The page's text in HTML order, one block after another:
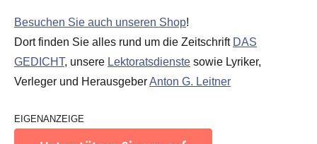
Besuchen Sie auch unseren Shop!
Dort finden Sie alles rund um die Zeitschrift DAS
GEDICHT, unsere Lektoratsdienste sowie Lyriker,
Verleger und HerausgeberAnton G. Leitner
EIGENANZEIGE